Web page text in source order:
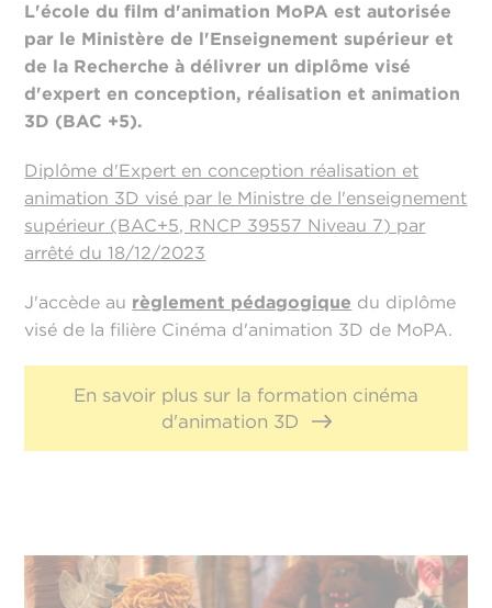
L'école du film d'animation MoPA est autorisée
par le Ministère de l'Enseignement supérieur et
de la Recherche à délivrer un diplôme visé
d'expert en conception, réalisation et animation
3D (BAC +5).
Diplôme d'Expert en conception réalisation et
animation 3D visé par le Ministre de l'enseignement
supérieur (BAC+5, RNCP 39557 Niveau 7) par
arrêté du 18/12/2023
J'accède au règlement pédagogique du diplôme
visé de la filière Cinéma d'animation 3D de MoPA.
En savoir plus sur la formation cinéma
d'animation 3D